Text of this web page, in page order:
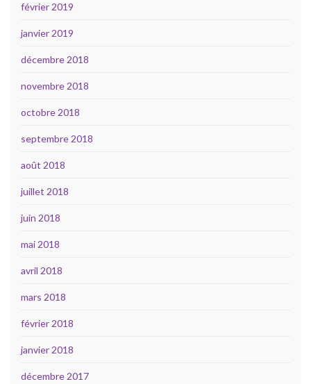
février 2019
janvier 2019
décembre 2018
novembre 2018
octobre 2018
septembre 2018
août 2018
juillet 2018
juin 2018
mai 2018
avril 2018
mars 2018
février 2018
janvier 2018
décembre 2017